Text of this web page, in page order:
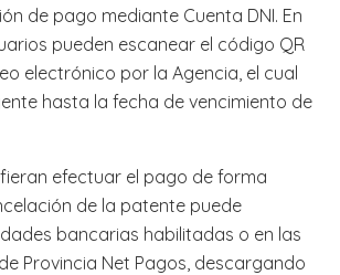
de pago mediante Cuenta DNI. En
pueden escanear el código QR
electrónico por la Agencia, el cual
hasta la fecha de vencimiento de
efectuar el pago de forma
de la patente puede
bancarias habilitadas o en las
Provincia Net Pagos, descargando